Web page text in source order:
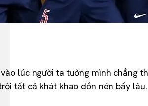
lúc người ta tưởng mình chẳng
tất cả khát khao dồn nén bấy lâu.